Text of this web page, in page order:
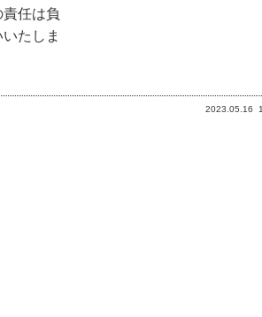
任は負
たしま
2023.05.16